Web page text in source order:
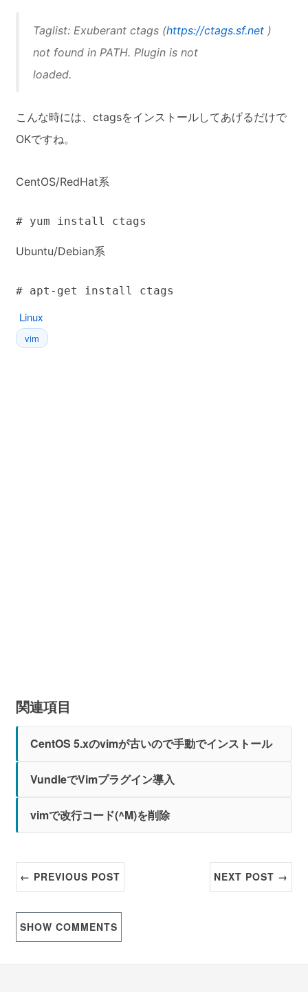
Taglist: Exuberant ctags (https://ctags.sf.net )
not found in PATH. Plugin is not
loaded.
こんな時には、ctagsをインストールしてあげるだけで
OKですね。
CentOS/RedHat系
# yum install ctags
Ubuntu/Debian系
# apt-get install ctags
Linux
vim
関連項目
CentOS 5.xのvimが古いので手動でインストール
VundleでVimプラグイン導入
vimで改行コード(^M)を削除
← PREVIOUS POST NEXT POST →
SHOWCOMMENTS